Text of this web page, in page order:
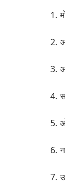
1.
2.
3.
4.
5.
6.
7.